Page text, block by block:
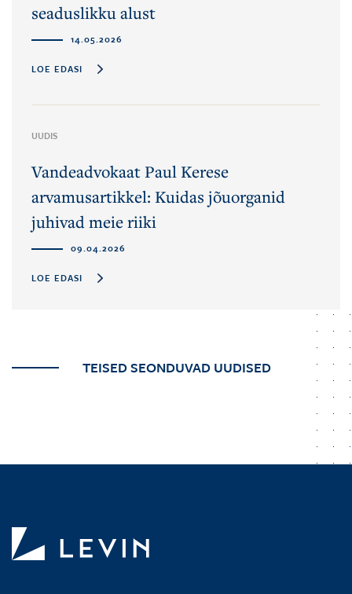
seaduslikku alust
14.05.2026
LOE EDASI
UUDIS
Vandeadvokaat Paul Kerese
arvamusartikkel: Kuidas jõuorganid
juhivad meie riiki
09.04.2026
LOE EDASI
TEISED SEONDUVAD UUDISED